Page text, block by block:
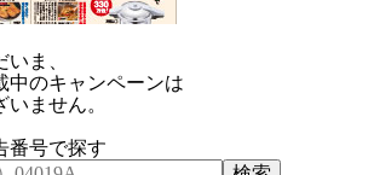
いま、
中のキャンペーンは
いません。
番号で探す